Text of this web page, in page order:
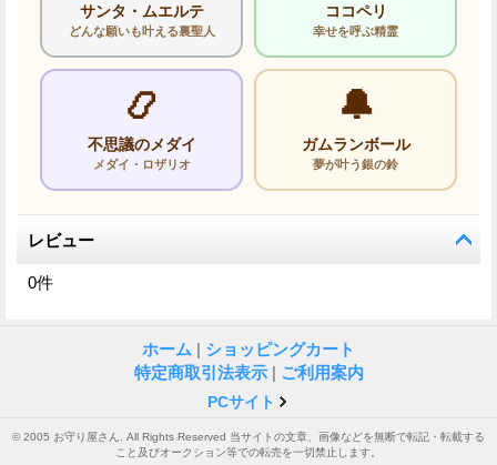
サンタ・ムエルテ
どんな願いも叶える裏聖人
ココペリ
幸せを呼ぶ精霊
📿
不思議のメダイ
メダイ・ロザリオ
🔔
ガムランボール
夢が叶う銀の鈴
レビュー
0件
ホーム | ショッピングカート
特定商取引法表示 | ご利用案内
PCサイト
© 2005 お守り屋さん. All Rights Reserved 当サイトの文章、画像などを無断で転記・転載する
こと及びオークション等での転売を一切禁止します。